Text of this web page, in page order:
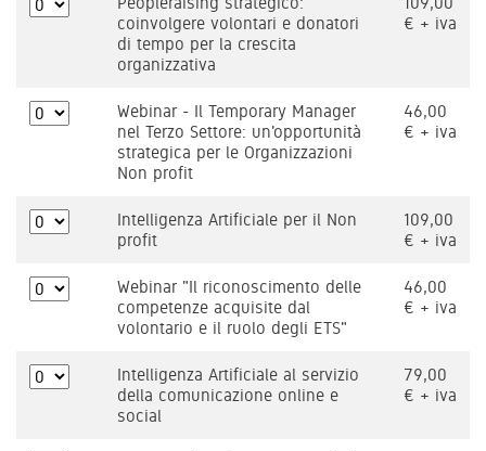
coinvolgere volontari e donatori
di tempo per la crescita
organizzativa
€ + iva
Webinar - Il Temporary Manager
nel Terzo Settore: un'opportunità
strategica per le Organizzazioni
Non profit
46,00
€ + iva
Intelligenza Artificiale per il Non
profit
109,00
€ + iva
Webinar "Il riconoscimento delle
competenze acquisite dal
volontario e il ruolo degli ETS"
46,00
€ + iva
Intelligenza Artificiale al servizio
della comunicazione online e
social
79,00
€ + iva